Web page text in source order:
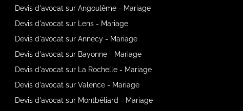
Devis d'avocat sur Angoulême - Mariage
Devis d'avocat sur Lens - Mariage
Devis d'avocat sur Annecy - Mariage
Devis d'avocat sur Bayonne - Mariage
Devis d'avocat sur La Rochelle - Mariage
Devis d'avocat sur Valence - Mariage
Devis d'avocat sur Montbéliard - Mariage